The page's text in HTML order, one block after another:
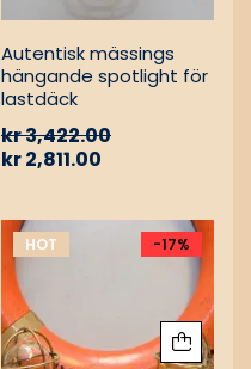
Autentisk mässings
hängande spotlight för
lastdäck
kr3,422.00
kr2,811.00
HOT -17%